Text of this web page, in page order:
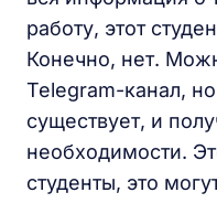
работу, этот
Конечно, нет.
Telegram-канал,
существует, и
необходимости.
студенты, это